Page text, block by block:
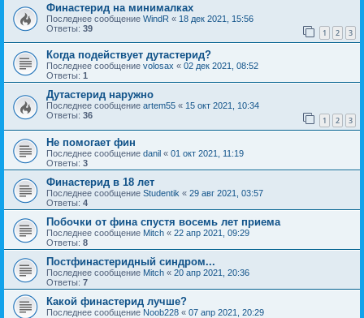
Финастерид на минималках
Последнее сообщение WindR « 18 дек 2021, 15:56
Ответы: 39 1 2 3
Когда подействует дутастерид?
Последнее сообщение volosax « 02 дек 2021, 08:52
Ответы: 1
Дутастерид наружно
Последнее сообщение artem55 « 15 окт 2021, 10:34
Ответы: 36 1 2 3
Не помогает фин
Последнее сообщение danil « 01 окт 2021, 11:19
Ответы: 3
Финастерид в 18 лет
Последнее сообщение Studentik « 29 авг 2021, 03:57
Ответы: 4
Побочки от фина спустя восемь лет приема
Последнее сообщение Mitch « 22 апр 2021, 09:29
Ответы: 8
Постфинастеридный синдром...
Последнее сообщение Mitch « 20 апр 2021, 20:36
Ответы: 7
Какой финастерид лучше?
Последнее сообщение Noob228 « 07 апр 2021, 20:29